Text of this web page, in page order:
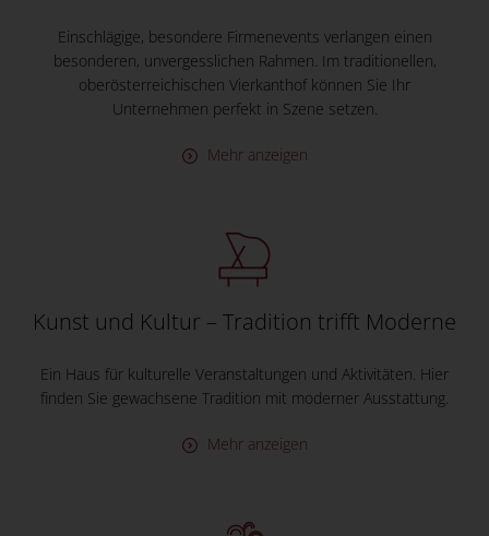
Einschlägige, besondere Firmenevents verlangen einen
besonderen, unvergesslichen Rahmen. Im traditionellen,
oberösterreichischen Vierkanthof können Sie Ihr
Unternehmen perfekt in Szene setzen.
Mehr anzeigen
Kunst und Kultur – Tradition trifft Moderne
Ein Haus für kulturelle Veranstaltungen und Aktivitäten. Hier
finden Sie gewachsene Tradition mit moderner Ausstattung.
Mehr anzeigen